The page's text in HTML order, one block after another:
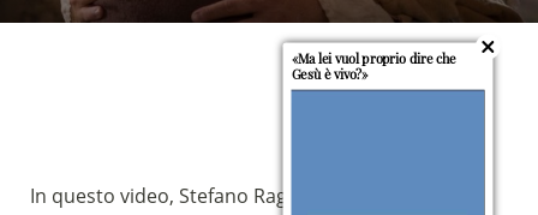
In questo video, Stefano Ragnacci, moderatore
«Ma lei vuol proprio dire che
Gesù è vivo?»